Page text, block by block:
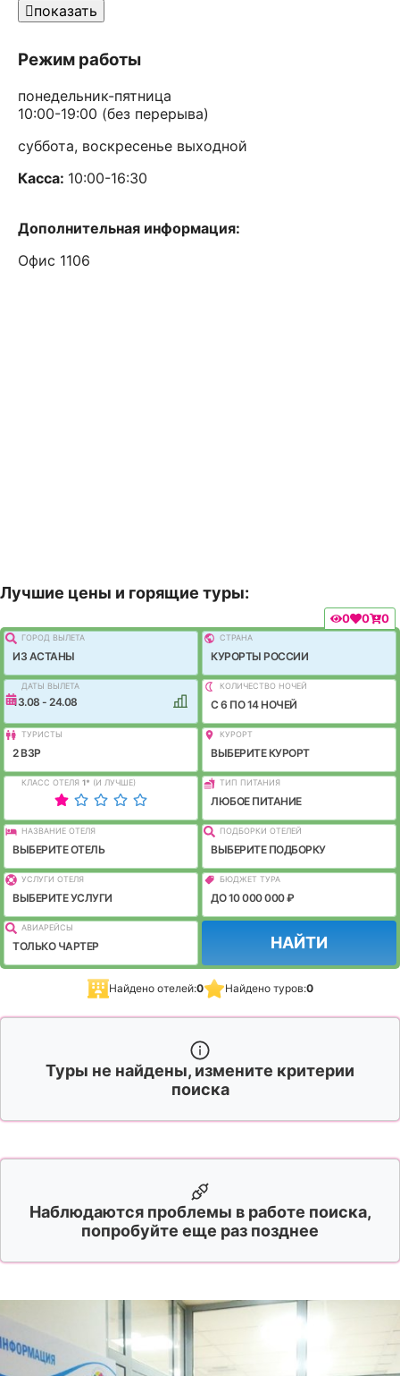
показать
Режим работы
понедельник-пятница
10:00-19:00 (без перерыва)
суббота, воскресенье выходной
Касса: 10:00-16:30
Дополнительная информация:
Офис 1106
Лучшие цены и горящие туры:
0 0 0
ГОРОД ВЫЛEТА
ИЗ АСТАНЫ
СТРАНА
КУРОРТЫ РОССИИ
ДАТЫ ВЫЛЕТА
13.08 - 24.08
КОЛИЧЕСТВО НОЧЕЙ
C 6 ПО 14 НОЧЕЙ
ТУРИСТЫ
2 ВЗР
КУРОРТ
ВЫБЕРИТЕ КУРОРТ
КЛАСС ОТЕЛЯ 1* (И ЛУЧШЕ) ТИП ПИТАНИЯ
ЛЮБОЕ ПИТАНИЕ
НАЗВАНИЕ ОТЕЛЯ
ВЫБЕРИТЕ ОТЕЛЬ
ПОДБОРКИ ОТЕЛЕЙ
ВЫБЕРИТЕ ПОДБОРКУ
УСЛУГИ ОТЕЛЯ
ВЫБЕРИТЕ УСЛУГИ
БЮДЖЕТ ТУРА
ДО 10 000 000 ₽
АВИАРЕЙСЫ
ТОЛЬКО ЧАРТЕР НАЙТИ
Найдено отелей:0 Найдено туров:0
Туры не найдены, измените критерии
поиска
Наблюдаются проблемы в работе поиска,
попробуйте еще раз позднее